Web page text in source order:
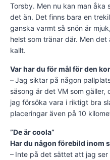
Torsby. Men nu kan man åka
det än. Det finns bara en
ganska varmt så snön är
helst som tränar där. Men
kallt.
Var har du för mål för den
– Jag siktar på någon
säsong är det VM som gäller,
jag försöka vara i riktigt bra
placeringar även på 10
”De är coola”
Har du någon förebild inom
– Inte på det sättet att jag